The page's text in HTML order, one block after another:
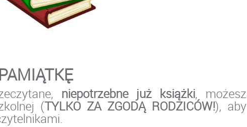
niepotrzebne już książki, możesz
(TYLKO ZA ZGODĄ RODZICÓW!), aby